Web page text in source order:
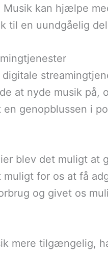
kan hjælpe
til en uundgåelig
digitale
at nyde musik
genopblussen i
blev det muligt
for os at få
og givet os
mere tilgængelig,